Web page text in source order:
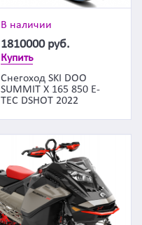
В наличии
1810000 руб.
Купить
Снегоход SKI DOO
SUMMIT X 165 850 E-
TEC DSHOT 2022